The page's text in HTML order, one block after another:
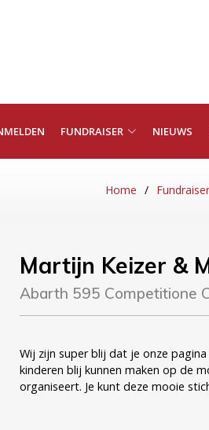
FUNDRAISER NIEUWS
Home Fundraiser
Martijn Keizer &
Abarth 595 Competitione
Wij zijn super blij dat je onze
kinderen blij kunnen maken op de